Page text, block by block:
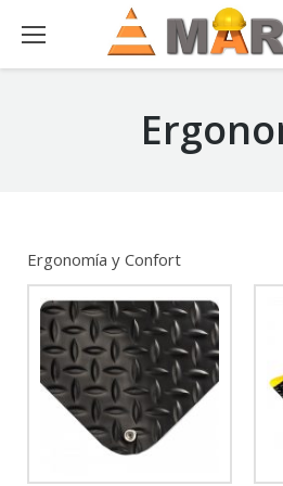
Ergonomía y Confort